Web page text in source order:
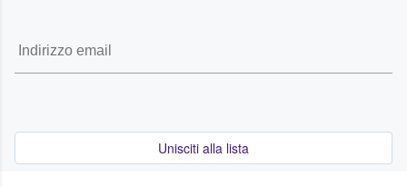
Unisciti alla lista